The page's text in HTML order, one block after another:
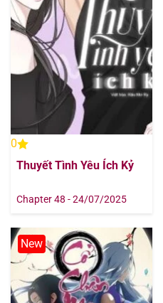
Chapter 46
Chapter 45
Chapter 44
Chapter 43
Chapter 40
Chapter 39
0
Thuyết Tình Yêu Ích Kỷ
Chapter 48 - 24/07/2025
New